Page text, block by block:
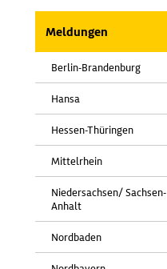
Meldungen
Berlin-Brandenburg
Hansa
Hessen-Thüringen
Mittelrhein
Niedersachsen/ Sachsen-
Anhalt
Nordbaden